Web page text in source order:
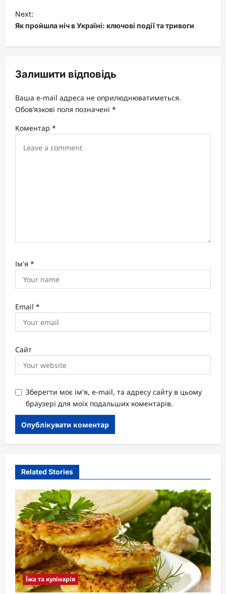
s
t
v
g
t
Next:
Як пройшла ніч в Україні: ключові події та тривоги
Залишити відповідь
Ваша e-mail адреса не оприлюднюватиметься.
Обов’язкові поля позначені *
Коментар *
Ім'я *
Email *
Сайт
Зберегти моє ім'я, e-mail, та адресу сайту в цьому
браузері для моїх подальших коментарів.
Related Stories
Їжа та кулінарія